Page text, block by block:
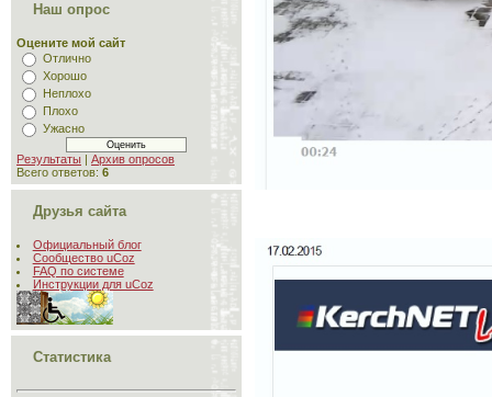
Наш опрос
Оцените мой сайт
Отлично
Хорошо
Неплохо
Плохо
Ужасно
Результаты | Архив опросов
Всего ответов: 6
Друзья сайта
Официальный блог
Сообщество uCoz
FAQ по системе
Инструкции для uCoz
Статистика